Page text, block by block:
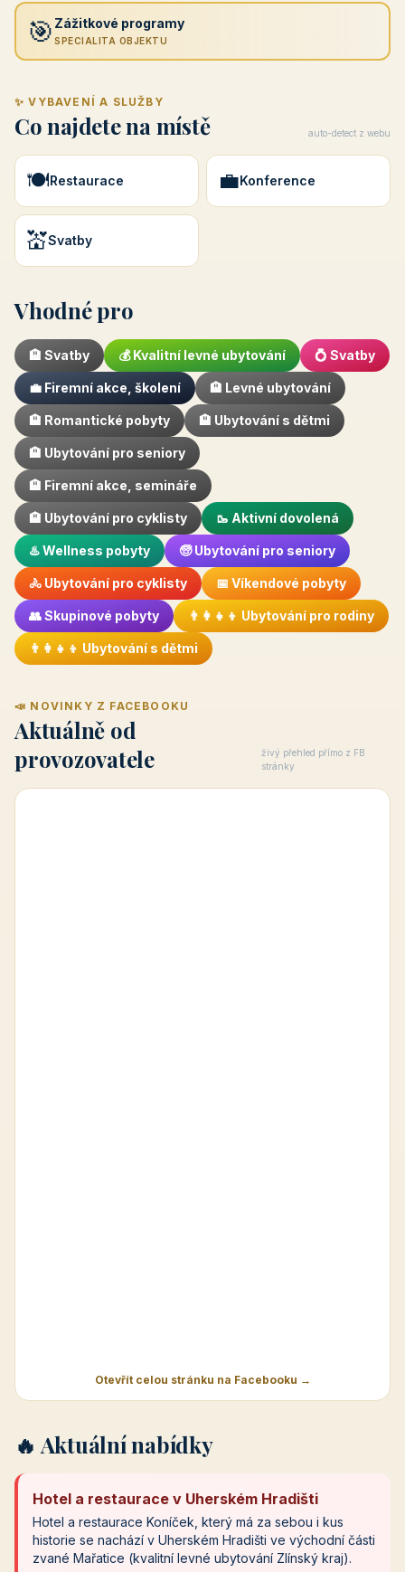
🎯 Zážitkové programy
SPECIALITA OBJEKTU
✨ VYBAVENÍ A SLUŽBY
Co najdete na místě auto-detect z webu
🍽️Restaurace 💼Konference
💒Svatby
Vhodné pro
🏨 Svatby 💰 Kvalitní levné ubytování 💍 Svatby
💼 Firemní akce, školení 🏨 Levné ubytování
🏨 Romantické pobyty 🏨 Ubytování s dětmi
🏨 Ubytování pro seniory
🏨 Firemní akce, semináře
🏨 Ubytování pro cyklisty 🥾 Aktivní dovolená
♨️ Wellness pobyty 🧓 Ubytování pro seniory
🚴 Ubytování pro cyklisty 📅 Víkendové pobyty
👥 Skupinové pobyty 👨‍👩‍👧‍👦 Ubytování pro rodiny
👨‍👩‍👧‍👦 Ubytování s dětmi
📣 NOVINKY Z FACEBOOKU
Aktuálně od
provozovatele
živý přehled přímo z FB
stránky
Otevřít celou stránku na Facebooku →
🔥 Aktuální nabídky
Hotel a restaurace v Uherském Hradišti
Hotel a restaurace Koníček, který má za sebou i kus
historie se nachází v Uherském Hradišti ve východní části
zvané Mařatice (kvalitní levné ubytování Zlínský kraj).